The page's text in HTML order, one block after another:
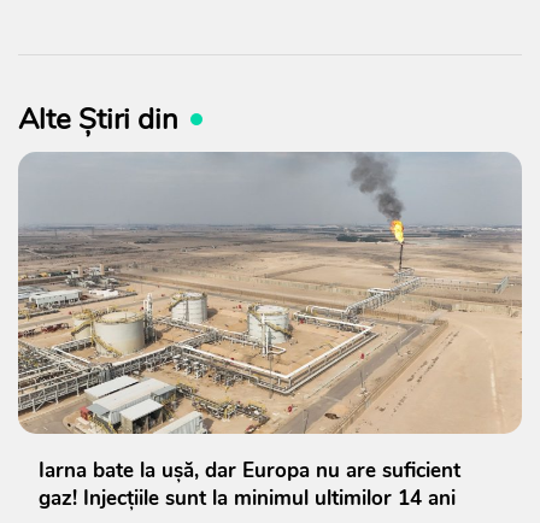
Alte Știri din
Iarna bate la ușă, dar Europa nu are suficient
gaz! Injecțiile sunt la minimul ultimilor 14 ani